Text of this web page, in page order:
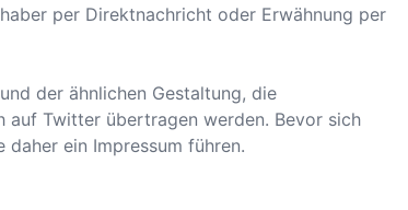
per Direktnachricht oder Erwähnung per
der ähnlichen Gestaltung, die
auf Twitter übertragen werden. Bevor sich
ein Impressum führen.